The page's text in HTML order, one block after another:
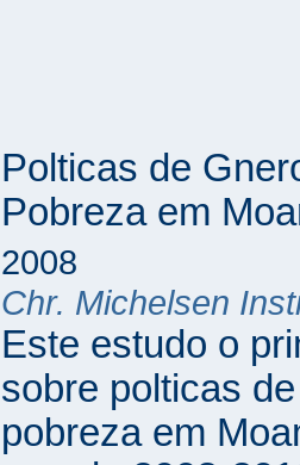
Polticas de
Pobreza em
2008
Chr. Michelsen
Este estudo o
sobre polticas
pobreza em